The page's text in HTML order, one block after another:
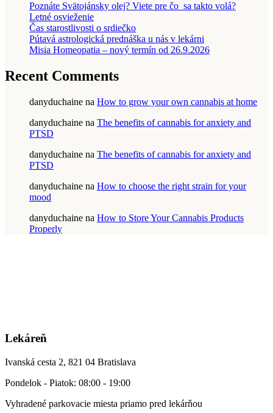
Poznáte Svätojánsky olej? Viete pre čo sa takto volá?
Letné osvieženie
Čas starostlivosti o srdiečko
Pútavá astrologická prednáška u nás v lekárni
Misia Homeopatia – nový termín od 26.9.2026
Recent Comments
danyduchaine na How to grow your own cannabis at home
danyduchaine na The benefits of cannabis for anxiety and
PTSD
danyduchaine na The benefits of cannabis for anxiety and
PTSD
danyduchaine na How to choose the right strain for your
mood
danyduchaine na How to Store Your Cannabis Products
Properly
Lekáreň
Ivanská cesta 2, 821 04 Bratislava
Pondelok - Piatok: 08:00 - 19:00
Vyhradené parkovacie miesta priamo pred lekárňou